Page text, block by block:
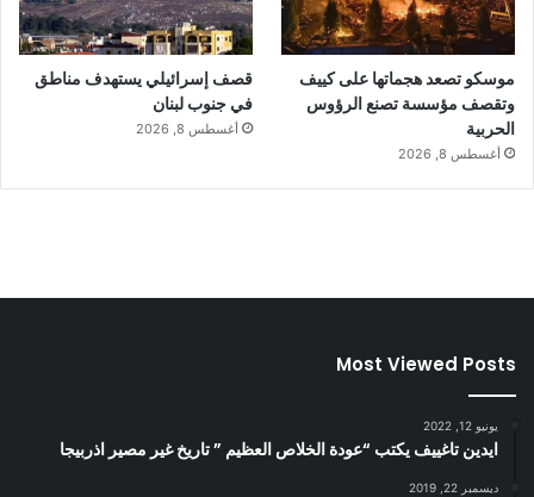
موسكو تصعد هجماتها على كييف
وتقصف مؤسسة تصنع الرؤوس
الحربية
أغسطس 8, 2026
قصف إسرائيلي يستهدف مناطق
في جنوب لبنان
أغسطس 8, 2026
Most Viewed Posts
يونيو 12, 2022
ايدين تاغييف يكتب “عودة الخلاص العظيم ” تاريخ غير مصير اذربيجا
ديسمبر 22, 2019